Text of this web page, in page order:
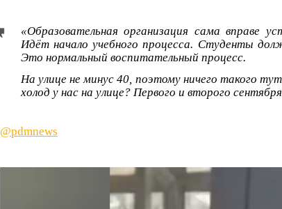
«Образовательная организация сама вправе
Идёт начало учебного процесса. Студенты
Это нормальный воспитательный процесс.
На улице не минус 40, поэтому ничего такого
холод у нас на улице? Первого и второго
@pdmnews